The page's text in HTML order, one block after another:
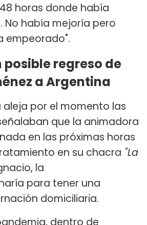
horas donde había
No había mejoría pero
empeorado".
posible regreso de
a Argentina
aleja por el momento las
que la animadora
en las próximas horas
en su chacra "La
la
para tener una
domiciliaria.
dentro de